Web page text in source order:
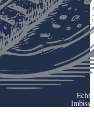
Echt
Imbiss